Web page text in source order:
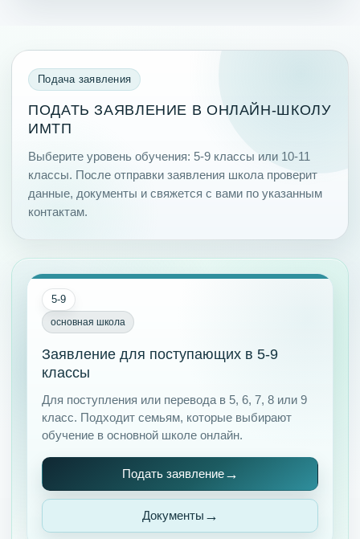
Подача заявления
ПОДАТЬ ЗАЯВЛЕНИЕ В ОНЛАЙН-ШКОЛУ
ИМТП
Выберите уровень обучения: 5-9 классы или 10-11
классы. После отправки заявления школа проверит
данные, документы и свяжется с вами по указанным
контактам.
5-9
основная школа
Заявление для поступающих в 5-9
классы
Для поступления или перевода в 5, 6, 7, 8 или 9
класс. Подходит семьям, которые выбирают
обучение в основной школе онлайн.
Подать заявление
Документы